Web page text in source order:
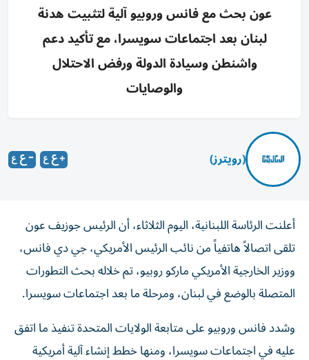
عون بحث مع فانس وروبيو آلية لتثبيت هدنة
لبنان بعد اجتماعات سويسرا، مع تأكيد دعم
واشنطن وسيادة الدولة ورفض الاحتلال
والوصايات
(رويترز)
أعلنت الرئاسة اللبنانية، اليوم الثلاثاء، أن الرئيس جوزيف عون
تلقى اتصالاً هاتفياً من نائب الرئيس الأمريكي، جي دي فانس،
ووزير الخارجية الأمريكي ماركو روبيو، تم خلاله بحث التطورات
المتصلة بالوضع في لبنان، ومرحلة ما بعد اجتماعات سويسرا.
وشدد فانس وروبيو على متابعة الولايات المتحدة تنفيذ ما اتفق
عليه في اجتماعات سويسرا، ومنها خطط إنشاء آلية ⁠أمريكية